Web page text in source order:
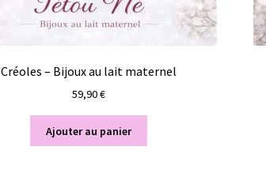
Créoles – Bijoux au lait maternel
59,90€
Ajouter au panier